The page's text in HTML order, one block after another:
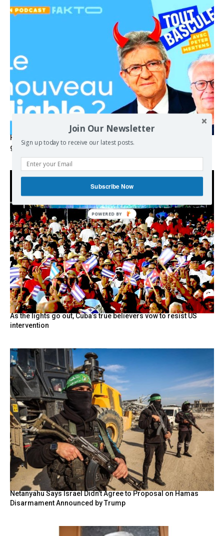
Hystérie anti-Mélenchon, la France en triple crise et le
grand renversement (vidéo)
As the lights go out, Cuba’s true believers vow to resist US
intervention
Netanyahu Says Israel Didn’t Agree to Proposal on Hamas
Disarmament Announced by Trump
Join Our Newsletter
Sign up today to receive our latest posts.
Subscribe Now
POWERED BY